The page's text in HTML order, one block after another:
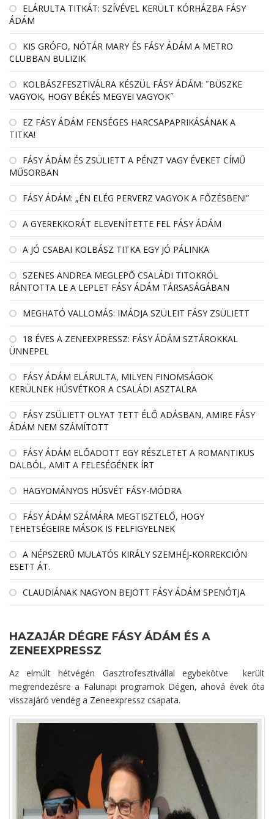
EL­ÁRULTA TIT­KÁT: SZÍ­VÉ­VEL KE­RÜLT KÓR­HÁZBA FÁSY
ÁDÁM
KIS GRÓFO, NÓTÁR MARY ÉS FÁSY ÁDÁM A METRO
CLUBBAN BULIZIK
KOLBÁSZFESZTIVÁLRA KÉSZÜL FÁSY ÁDÁM: ˝BÜSZKE
VAGYOK, HOGY BÉKÉS MEGYEI VAGYOK˝
EZ FÁSY ÁDÁM FENSÉGES HARCSAPAPRIKÁSÁNAK A
TITKA!
FÁSY ÁDÁM ÉS ZSÜLIETT A PÉNZT VAGY ÉVEKET CÍMŰ
MŰSORBAN
FÁSY ÁDÁM: „ÉN ELÉG PERVERZ VAGYOK A FŐZÉSBEN!”
A GYEREKKORÁT ELEVENÍTETTE FEL FÁSY ÁDÁM
A JÓ CSABAI KOLBÁSZ TITKA EGY JÓ PÁLINKA
SZENES ANDREA MEGLEPŐ CSALÁDI TITOKRÓL
RÁNTOTTA LE A LEPLET FÁSY ÁDÁM TÁRSASÁGÁBAN
MEGHATÓ VALLOMÁS: IMÁDJA SZÜLEIT FÁSY ZSÜLIETT
18 ÉVES A ZENEEXPRESSZ: FÁSY ÁDÁM SZTÁROKKAL
ÜNNEPEL
FÁSY ÁDÁM ELÁRULTA, MILYEN FINOMSÁGOK
KERÜLNEK HÚSVÉTKOR A CSALÁDI ASZTALRA
FÁSY ZSÜLIETT OLYAT TETT ÉLŐ ADÁSBAN, AMIRE FÁSY
ÁDÁM NEM SZÁMÍTOTT
FÁSY ÁDÁM ELŐADOTT EGY RÉSZLETET A ROMANTIKUS
DALBÓL, AMIT A FELESÉGÉNEK ÍRT
HAGYOMÁNYOS HÚSVÉT FÁSY-MÓDRA
FÁSY ÁDÁM SZÁMÁRA MEGTISZTELŐ, HOGY
TEHETSÉGEIRE MÁSOK IS FELFIGYELNEK
A NÉPSZERŰ MULATÓS KIRÁLY SZEMHÉJ-KORREKCIÓN
ESETT ÁT.
CLAUDIÁNAK NAGYON BEJÖTT FÁSY ÁDÁM SPENÓTJA
HAZAJÁR DÉGRE FÁSY ÁDÁM ÉS A
ZENEEXPRESSZ
Az elmúlt hétvégén Gasztrofesztivállal egybekötve került
megrendezésre a Falunapi programok Dégen, ahová évek óta
visszajáró vendég a Zeneexpressz csapata.